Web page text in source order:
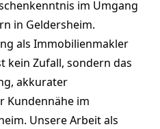
im Umgang
in Geldersheim.
als Immobilienmakler
kein Zufall, sondern das
akkurater
Kundennähe im
Unsere Arbeit als